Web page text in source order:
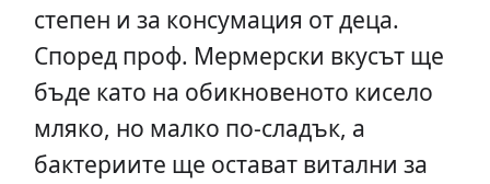
степен и за консумация от деца.
Според проф. Мермерски вкусът ще
бъде като на обикновеното кисело
мляко, но малко по-сладък, а
бактериите ще остават витални за